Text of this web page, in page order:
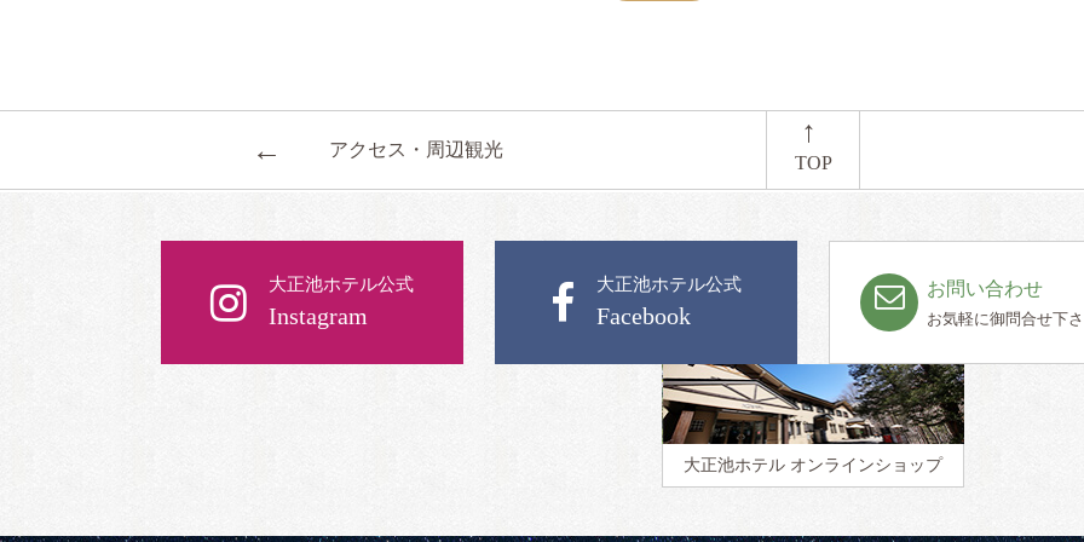
← アクセス・周辺観光
←
TOP
大正池ホテル公式
Instagram
大正池ホテル公式
Facebook
お問い合わせ
お気軽に御問合せ下
大正池ホテル オンラインショップ